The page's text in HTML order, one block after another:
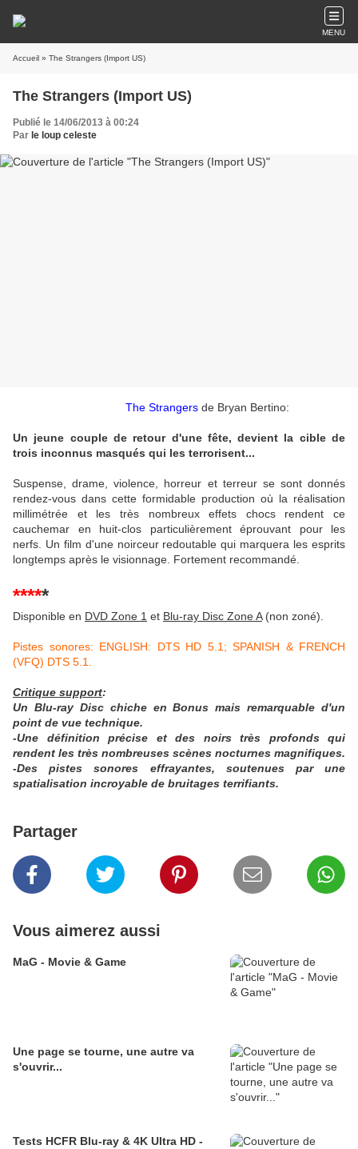
MENU
Accueil » The Strangers (Import US)
The Strangers (Import US)
Publié le 14/06/2013 à 00:24
Par le loup celeste
The Strangers de Bryan Bertino:
Un jeune couple de retour d'une fête, devient la cible de
trois inconnus masqués qui les terrorisent...
Suspense, drame, violence, horreur et terreur se sont donnés
rendez-vous dans cette formidable production où la réalisation
millimétrée et les très nombreux effets chocs rendent ce
cauchemar en huit-clos particulièrement éprouvant pour les
nerfs. Un film d'une noirceur redoutable qui marquera les esprits
longtemps après le visionnage. Fortement recommandé.
*****
Disponible en DVD Zone 1 et Blu-ray Disc Zone A(non zoné).
Pistes sonores: ENGLISH: DTS HD 5.1; SPANISH & FRENCH
(VFQ) DTS 5.1.
Critique support:
Un Blu-ray Disc chiche en Bonus mais remarquable d'un
point de vue technique.
-Une définition précise et des noirs très profonds qui
rendent les très nombreuses scènes nocturnes magnifiques.
-Des pistes sonores effrayantes, soutenues par une
spatialisation incroyable de bruitages terrifiants.
Partager
Vous aimerez aussi
MaG - Movie & Game
Une page se tourne, une autre va
s'ouvrir...
Tests HCFR Blu-ray & 4K Ultra HD -